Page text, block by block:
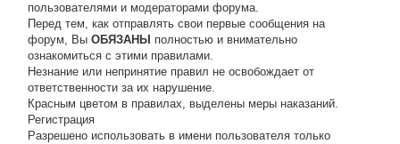
пользователями и модераторами форума.
Перед тем, как отправлять свои первые сообщения на
форум, ВыОБЯЗАНЫ полностью и внимательно
ознакомиться с этими правилами.
Незнание или непринятие правил не освобождает от
ответственности за их нарушение.
Красным цветом в правилах, выделены меры наказаний.
Регистрация
Разрешено использовать в имени пользователя только